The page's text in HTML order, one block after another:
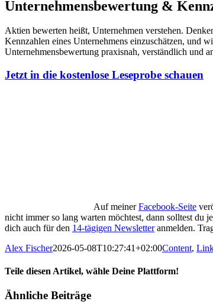
Unternehmensbewertung &
Aktien bewerten heißt, Unternehmen verstehen.
Kennzahlen eines Unternehmens einzuschätzen, und
Unternehmensbewertung praxisnah, verständlich und
Jetzt in die kostenlose Leseprobe schauen
Auf meinerFacebook-Seite
nicht immer so lang warten möchtest, dann solltest du
dich auch für den 14-tägigen Newsletteranmelden.
Alex Fischer2026-05-08T10:27:41+02:00Content,
Teile diesen Artikel, wähle Deine Plattform!
Facebook
Twitter
Reddit
LinkedIn
Tumblr
Pinterest
Vk
E-
Ähnliche Beiträge